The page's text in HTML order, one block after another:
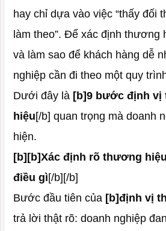
hay chỉ dựa vào việc “thấy đối
làm theo”. Để xác định thương
và làm sao để khách hàng dễ
nghiệp cần đi theo một quy
Dưới đây là [b]9 bước định vị
hiệu[/b] quan trọng mà doanh
hiện.
[b][b]Xác định rõ thương
điều gì[/b][/b]
Bước đầu tiên của [b]định vị
trả lời thật rõ: doanh nghiệp